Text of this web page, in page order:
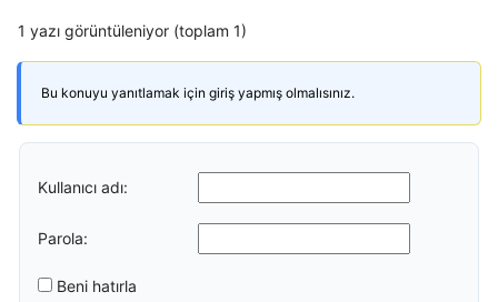
1 yazı görüntüleniyor (toplam 1)
Bu konuyu yanıtlamak için giriş yapmış olmalısınız.
Kullanıcı adı:
Parola:
Beni hatırla